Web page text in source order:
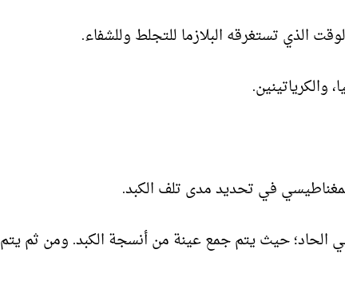
الحاد؛ حيث يتم جمع عينة من أنسجة الكبد. ومن ثم يتم